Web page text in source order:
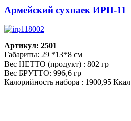
Армейский сухпаек ИРП-11
Артикул: 2501
Габариты: 29 *13*8 см
Вес НЕТТО (продукт) : 802 гр
Вес БРУТТО: 996,6 гр
Калорийность набора : 1900,95 Ккал